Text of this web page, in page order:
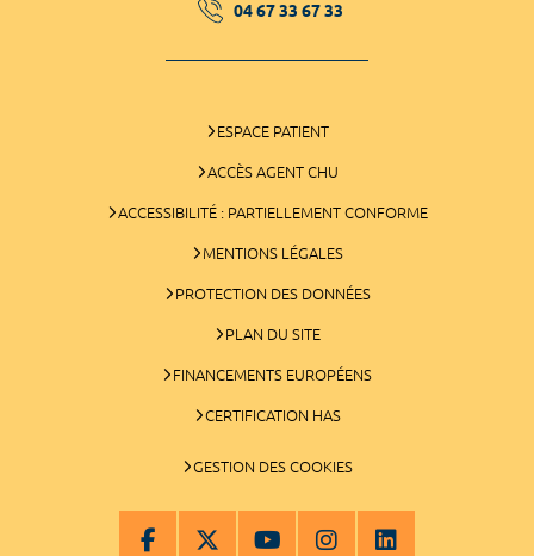
04 67 33 67 33
ESPACE PATIENT
ACCÈS AGENT CHU
ACCESSIBILITÉ : PARTIELLEMENT CONFORME
MENTIONS LÉGALES
PROTECTION DES DONNÉES
PLAN DU SITE
FINANCEMENTS EUROPÉENS
CERTIFICATION HAS
GESTION DES COOKIES